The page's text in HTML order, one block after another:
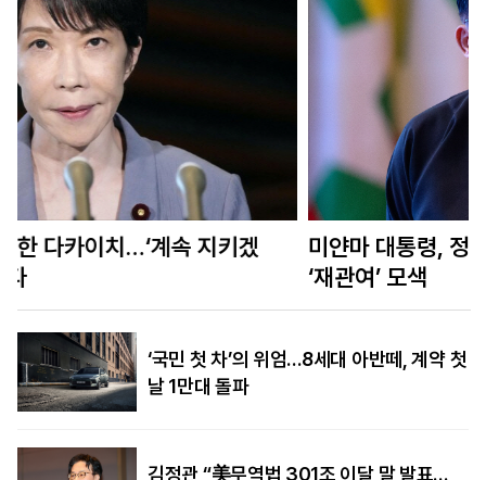
미얀마 대통령, 정통성 찾아 태국 방문… 태국은
‘재관여’ 모색
‘국민 첫 차’의 위엄…8세대 아반떼, 계약 첫
날 1만대 돌파
김정관 “美무역법 301조 이달 말 발표…